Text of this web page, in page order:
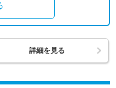
詳細を見る